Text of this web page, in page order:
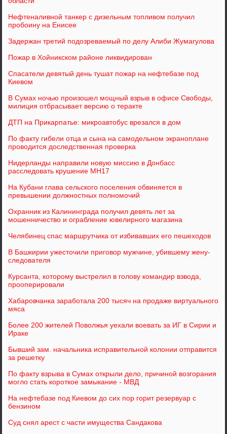
Нефтеналивной танкер с дизельным топливом получил
пробоину на Енисее
Задержан третий подозреваемый по делу Алиби Жумагулова
Пожар в Хойникском районе ликвидирован
Спасатели девятый день тушат пожар на нефтебазе под
Киевом
В Сумах ночью произошел мощный взрыв в офисе Свободы,
милиция отбрасывает версию о теракте
ДТП на Прикарпатье: микроавтобус врезался в дом
По факту гибели отца и сына на самодельном экраноплане
проводится доследственная проверка
Нидерланды направили новую миссию в Донбасс
расследовать крушение MH17
На Кубани глава сельского поселения обвиняется в
превышении должностных полномочий
Охранник из Калининграда получил девять лет за
мошенничество и ограбление ювелирного магазина
Челябинец спас маршрутчика от избивавших его пешеходов
В Башкирии ужесточили приговор мужчине, убившему жену-
следователя
Курсанта, которому выстрелил в голову командир взвода,
прооперировали
Хабаровчанка заработала 200 тысяч на продаже виртуального
мяса
Более 200 жителей Поволжья уехали воевать за ИГ в Сирии и
Ираке
Бывший зам. начальника исправительной колонии отправится
за решетку
По факту взрыва в Сумах открыли дело, причиной возгорания
могло стать короткое замыкание - МВД
На нефтебазе под Киевом до сих пор горит резервуар с
бензином
Суд снял арест с части имущества Сандакова